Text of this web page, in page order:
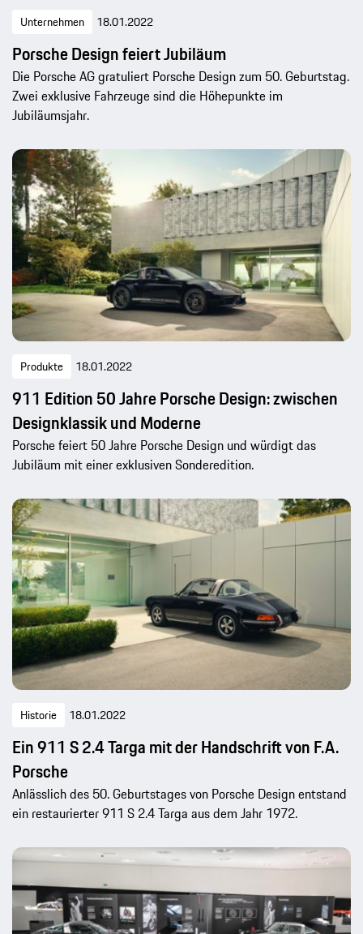
Unternehmen 18.01.2022
Porsche Design feiert Jubiläum
Die Porsche AG gratuliert Porsche Design zum 50. Geburtstag.
Zwei exklusive Fahrzeuge sind die Höhepunkte im
Jubiläumsjahr.
Produkte 18.01.2022
911 Edition 50 Jahre Porsche Design: zwischen
Designklassik und Moderne
Porsche feiert 50 Jahre Porsche Design und würdigt das
Jubiläum mit einer exklusiven Sonderedition.
Historie 18.01.2022
Ein 911 S 2.4 Targa mit der Handschrift von F.A.
Porsche
Anlässlich des 50. Geburtstages von Porsche Design entstand
ein restaurierter 911 S 2.4 Targa aus dem Jahr 1972.